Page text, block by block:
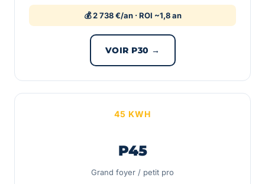
💰 2 738 €/an · ROI ~1,8 an
VOIR P30 →
45 KWH
P45
Grand foyer / petit pro